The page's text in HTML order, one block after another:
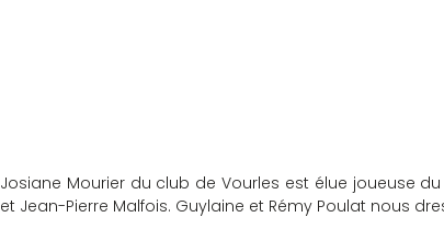
Josiane Mourier du club de Vourles est élue joueuse
et Jean-Pierre Malfois. Guylaine et Rémy Poulat nous